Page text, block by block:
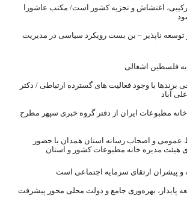
اغتشاش و تجزیه کشور است/ مکتب عاشورا
توسعه ناپذیر – بن بست رویکرد سیاسی در مدیریت
فلسطین اشغالی
برندها با وجود فعالیت های گسترده ارتباطی / دکتر
آباد
خانه مطبوعات ایران از دفتر گروه خبری سپهر مطرح
و اصحاب رسانه استان همدان با حضور
هیئت مدیره خانه مطبوعات کشور و استان
پیشران ارتقای سرمایه اجتماعی است
پایدار، بهره‌وری جامع و دولت محلی محور پیشرفت